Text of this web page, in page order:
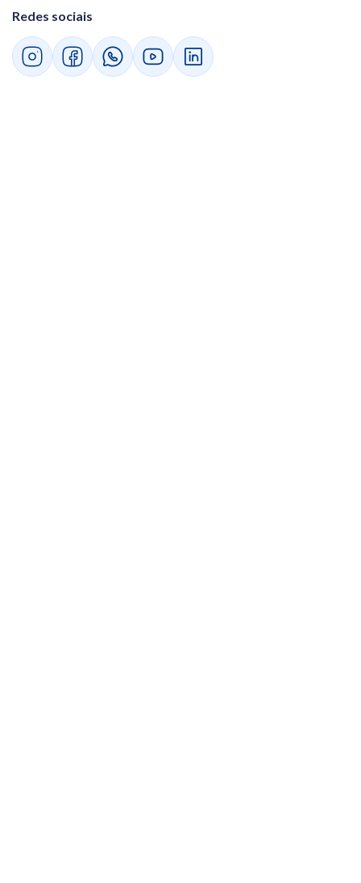
Antes: lançamento manual linha por linha
Depois: importação de extrato e conciliação
automática
Perguntas frequentes sobre migrar de planilha
Redes sociais